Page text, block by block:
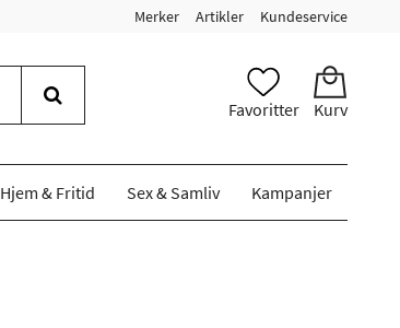
Merker Artikler Kundeservice
Favoritter Kurv
Hjem & Fritid Sex & Samliv Kampanjer